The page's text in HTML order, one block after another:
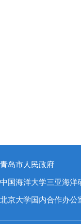
青岛市人民政府
中国海洋大学三亚海洋
北京大学国内合作办公